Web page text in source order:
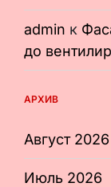
admin к
до
АРХИВ
Август 2026
Июль 2026